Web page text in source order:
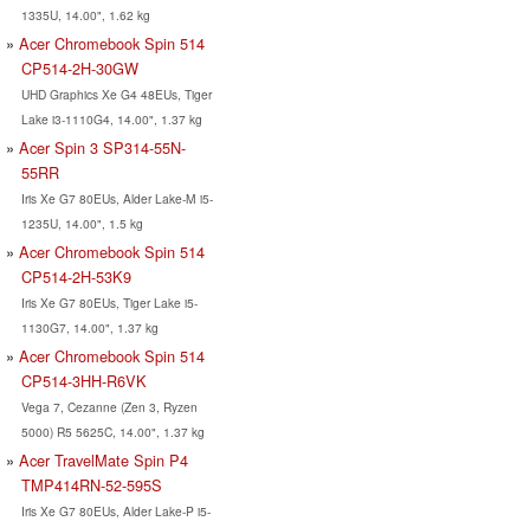
1335U, 14.00", 1.62 kg
Acer Chromebook Spin 514
CP514-2H-30GW
UHD Graphics Xe G4 48EUs, Tiger
Lake i3-1110G4, 14.00", 1.37 kg
Acer Spin 3 SP314-55N-
55RR
Iris Xe G7 80EUs, Alder Lake-M i5-
1235U, 14.00", 1.5 kg
Acer Chromebook Spin 514
CP514-2H-53K9
Iris Xe G7 80EUs, Tiger Lake i5-
1130G7, 14.00", 1.37 kg
Acer Chromebook Spin 514
CP514-3HH-R6VK
Vega 7, Cezanne (Zen 3, Ryzen
5000) R5 5625C, 14.00", 1.37 kg
Acer TravelMate Spin P4
TMP414RN-52-595S
Iris Xe G7 80EUs, Alder Lake-P i5-